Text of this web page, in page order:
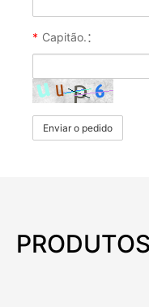
* Capitão.：
Enviar o pedido